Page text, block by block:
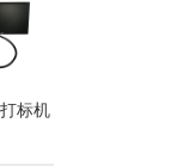
标机